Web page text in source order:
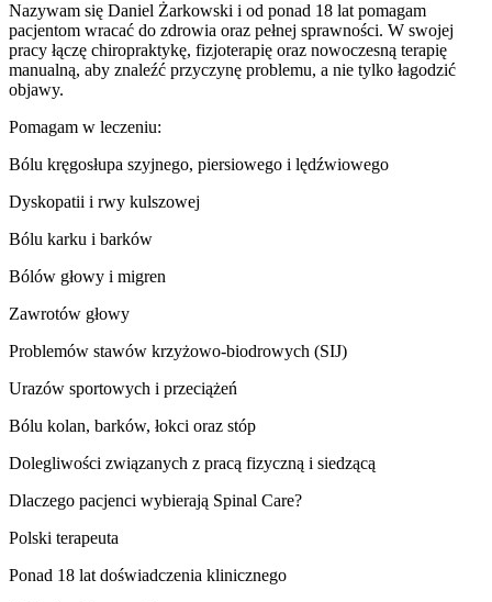
Nazywam się Daniel Żarkowski i od ponad 18 lat pomagam
pacjentom wracać do zdrowia oraz pełnej sprawności. W swojej
pracy łączę chiropraktykę, fizjoterapię oraz nowoczesną terapię
manualną, aby znaleźć przyczynę problemu, a nie tylko łagodzić
objawy.
Pomagam w leczeniu:
Bólu kręgosłupa szyjnego, piersiowego i lędźwiowego
Dyskopatii i rwy kulszowej
Bólu karku i barków
Bólów głowy i migren
Zawrotów głowy
Problemów stawów krzyżowo-biodrowych (SIJ)
Urazów sportowych i przeciążeń
Bólu kolan, barków, łokci oraz stóp
Dolegliwości związanych z pracą fizyczną i siedzącą
Dlaczego pacjenci wybierają Spinal Care?
Polski terapeuta
Ponad 18 lat doświadczenia klinicznego